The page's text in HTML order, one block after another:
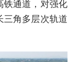
铁通道，对强化
三角多层次轨道